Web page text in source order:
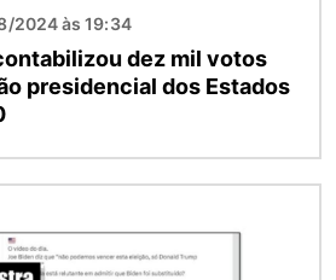
2024 às 19:34
dez mil votos
presidencial dos Estados